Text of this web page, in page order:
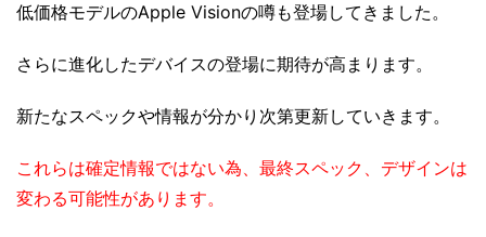
低価格モデルのApple Visionの噂も登場してきました。
さらに進化したデバイスの登場に期待が高まります。
新たなスペックや情報が分かり次第更新していきます。
これらは確定情報ではない為、最終スペック、デザインは
変わる可能性があります。